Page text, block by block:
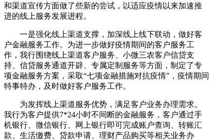
和渠道宣传方面做了些新的尝试，以适应疫情以来加速推
进的线上服务发展进程。
一是强化线上渠道支撑，加深线上线下联动，做好客
户金融服务工作。为进一步做好疫情期间的客户服务工
作，我行围绕线上渠道客户服务、小微三农客户信贷支
持、信贷服务通道开辟、专属定制服务等方面，制定了专
项金融服务方案，采取“七项金融措施对抗疫情”，疫情期间
特事特办，及时做好客户服务工作。
为发挥线上渠道服务优势，满足客户业务办理需求。
我行为客户提供7*24小时不间断的金融服务，客户通过手
机银行、微信银行、网上银行即可完成账户查询、转账汇
款、生活缴费、贷款申请、理财产品购买等相关业务办